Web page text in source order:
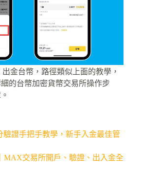
金台幣，路徑類似上面的教學，
的台幣加密貨幣交易所操作步
驗證手把手教學，新手入金最佳管
MAX交易所開戶、驗證、出入金全